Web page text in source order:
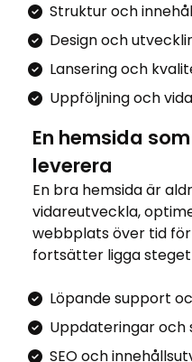
Struktur och
Design och
Lansering och
Uppföljning och
En hemsida
leverera
En bra hemsida är
vidareutveckla,
webbplats över tid
fortsätter ligga
Löpande support
Uppdateringar och
SEO och